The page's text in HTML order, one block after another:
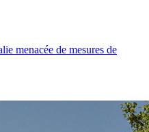
menacée de mesures de